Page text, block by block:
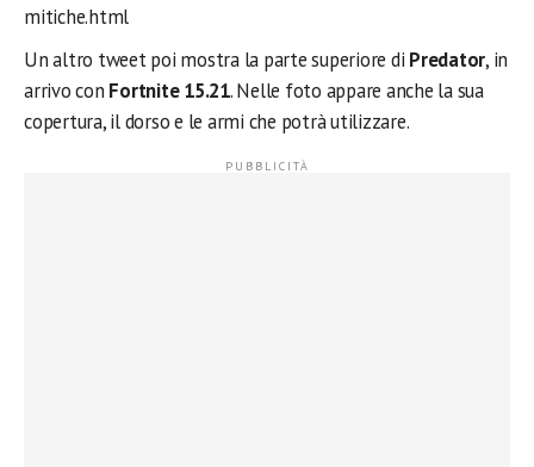
mitiche.html
Un altro tweet poi mostra la parte superiore di Predator, in
arrivo con Fortnite 15.21. Nelle foto appare anche la sua
copertura, il dorso e le armi che potrà utilizzare.